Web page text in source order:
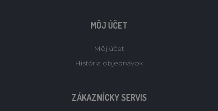
MÔJ ÚČET
Môj účet
História objednávok
ZÁKAZNÍCKY SERVIS